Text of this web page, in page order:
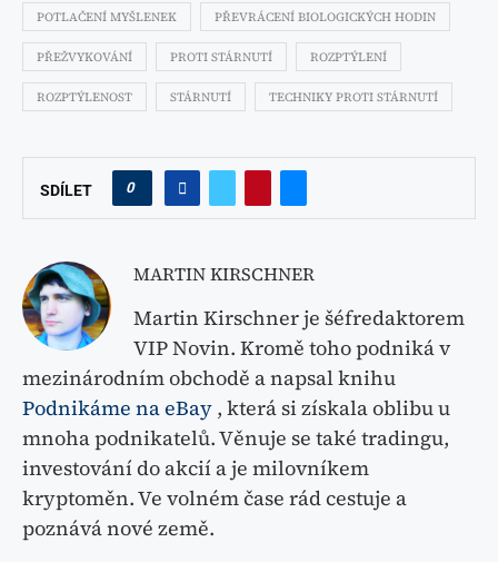
POTLAČENÍ MYŠLENEK PŘEVRÁCENÍ BIOLOGICKÝCH HODIN
PŘEŽVYKOVÁNÍ PROTI STÁRNUTÍ ROZPTÝLENÍ
ROZPTÝLENOST STÁRNUTÍ TECHNIKY PROTI STÁRNUTÍ
SDÍLET 0
MARTIN KIRSCHNER
Martin Kirschner je šéfredaktorem
VIP Novin. Kromě toho podniká v
mezinárodním obchodě a napsal knihu
Podnikáme na eBay , která si získala oblibu u
mnoha podnikatelů. Věnuje se také tradingu,
investování do akcií a je milovníkem
kryptoměn. Ve volném čase rád cestuje a
poznává nové země.